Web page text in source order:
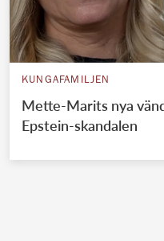
KUNGAFAMILJEN
Mette-Marits nya
Epstein-skandalen